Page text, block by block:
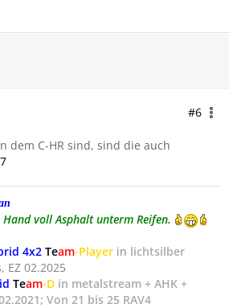
#6
dem C-HR sind, sind die auch
voll Asphalt unterm Reifen.
4x2 Team-Player in lichtsilber
EZ 02.2025
Team-D in metalstream + AHK +
Von 21 bis 25 RAV4